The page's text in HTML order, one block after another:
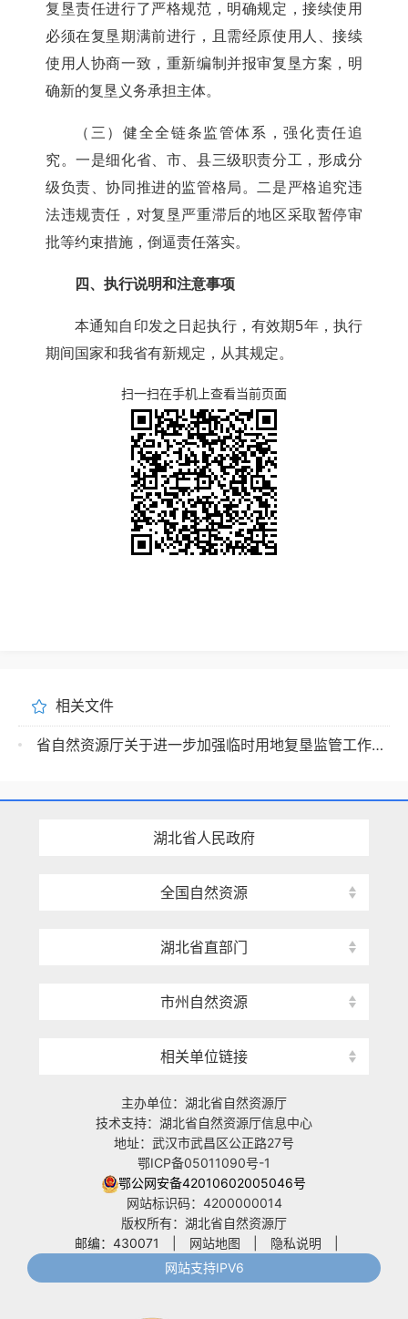
复垦责任进行了严格规范 ， 明确规定，接续使用
必须在复垦期满前进行，
且需经原使用人、接续
使用人协商一致，重新编制并报审复垦方案，明
确新的复垦义务承担主体。
（三）健全全链条监管体系，强化责任追
究。一是细化省、市、县三级职责分工 ， 形成分
级负责、协同推进的监管格局。二是严格追究违
法违规责任，对复垦严重滞后的地区采取暂停审
批等约束措施 ， 倒逼责任落实。
四、 执行说明和注意事项
本通知自印发之日起执行，有效期5年，执行
期间国家和我省有新规定，从其规定。
扫一扫在手机上查看当前页面
相关文件
省自然资源厅关于进一步加强临时用地复垦监管工作的通知
湖北省人民政府
全国自然资源
湖北省直部门
市州自然资源
相关单位链接
主办单位：湖北省自然资源厅
技术支持：湖北省自然资源厅信息中心
地址：武汉市武昌区公正路27号
鄂ICP备05011090号-1
鄂公网安备42010602005046号
网站标识码：4200000014
版权所有：湖北省自然资源厅
邮编：430071
网站地图 隐私说明
网站支持IPV6